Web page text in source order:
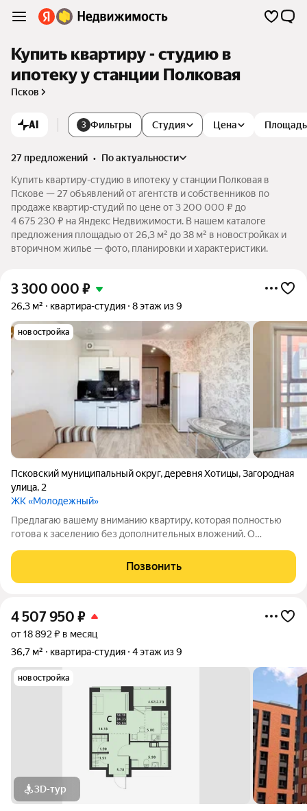
Купить квартиру - студию в
ипотеку у станции Полковая
Псков
AI 3 Фильтры Студия Цена Площадь
27 предложений •
по актуальности
Купить квартиру-студию в ипотеку у станции Полковая в
Пскове — 27 объявлений от агентств и собственников по
продаже квартир-студий по цене от 3 200 000 ₽ до
4 675 230 ₽ на Яндекс Недвижимости. В нашем каталоге
предложения площадью от 26,3 м² до 38 м² в новостройках и
вторичном жилье — фото, планировки и характеристики.
3 300 000 ₽
26,3 м² квартира-студия 8 этаж из 9
новостройка
Псковский муниципальный округ, деревня Хотицы,Загородная
улица, 2
ЖК «Молодежный»
Предлагаю вашему вниманию квартиру, которая полностью
готова к заселению без дополнительных вложений. О
Позвонить
4 507 950 ₽
от 18 892 ₽ в месяц
36,7 м²
квартира-студия 4 этаж из 9
новостройка
3D-тур